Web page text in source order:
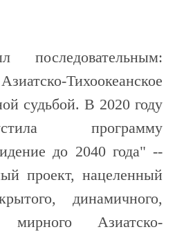
Тихоокеанское
судьбой. В 2020 году
программу
до 2040 года" --
проект, нацеленный
динамичного,
Азиатско-